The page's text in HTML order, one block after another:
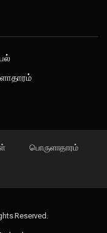
பொருளாதாரம்
Reserved.